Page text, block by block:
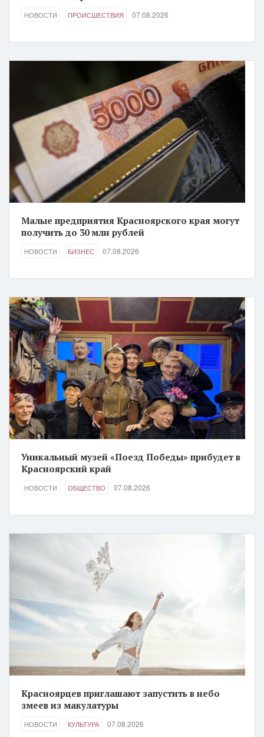
НОВОСТИ ПРОИСШЕСТВИЯ 07.08.2026
Малые предприятия Красноярского края могут
получить до 30 млн рублей
НОВОСТИ БИЗНЕС 07.08.2026
Уникальный музей «Поезд Победы» прибудет в
Красноярский край
НОВОСТИ ОБЩЕСТВО 07.08.2026
Красноярцев приглашают запустить в небо
змеев из макулатуры
НОВОСТИ КУЛЬТУРА 07.08.2026